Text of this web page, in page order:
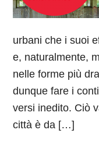
urbani che i suoi
e, naturalmente,
nelle forme più
dunque fare i
versi inedito. Ciò
città è da […]